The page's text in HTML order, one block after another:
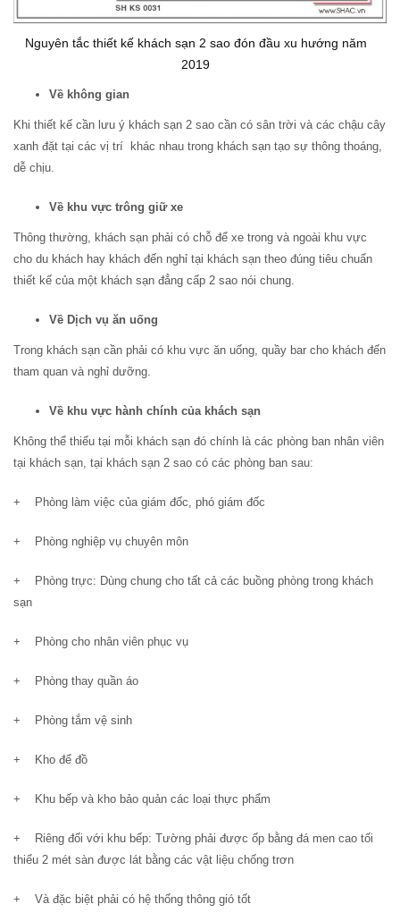
Nguyên tắc thiết kế khách sạn 2 sao đón đầu xu hướng năm
2019
Về không gian
Khi thiết kế cần lưu ý khách sạn 2 sao cần có sân trời và các chậu cây
xanh đặt tại các vị trí khác nhau trong khách sạn tạo sự thông thoáng,
dễ chịu.
Về khu vực trông giữ xe
Thông thường, khách sạn phải có chỗ để xe trong và ngoài khu vực
cho du khách hay khách đến nghỉ tại khách sạn theo đúng tiêu chuẩn
thiết kế của một khách sạn đẳng cấp 2 sao nói chung.
Về Dịch vụ ăn uống
Trong khách sạn cần phải có khu vực ăn uống, quầy bar cho khách đến
tham quan và nghỉ dưỡng.
Về khu vực hành chính của khách sạn
Không thể thiếu tại mỗi khách sạn đó chính là các phòng ban nhân viên
tại khách sạn, tại khách sạn 2 sao có các phòng ban sau:
+ Phòng làm việc của giám đốc, phó giám đốc
+ Phòng nghiệp vụ chuyên môn
+ Phòng trực: Dùng chung cho tất cả các buồng phòng trong khách
sạn
+ Phòng cho nhân viên phục vụ
+ Phòng thay quần áo
+ Phòng tắm vệ sinh
+ Kho để đồ
+ Khu bếp và kho bảo quản các loại thực phẩm
+ Riêng đối với khu bếp: Tường phải được ốp bằng đá men cao tối
thiểu 2 mét sàn được lát bằng các vật liệu chống trơn
+ Và đặc biệt phải có hệ thống thông gió tốt